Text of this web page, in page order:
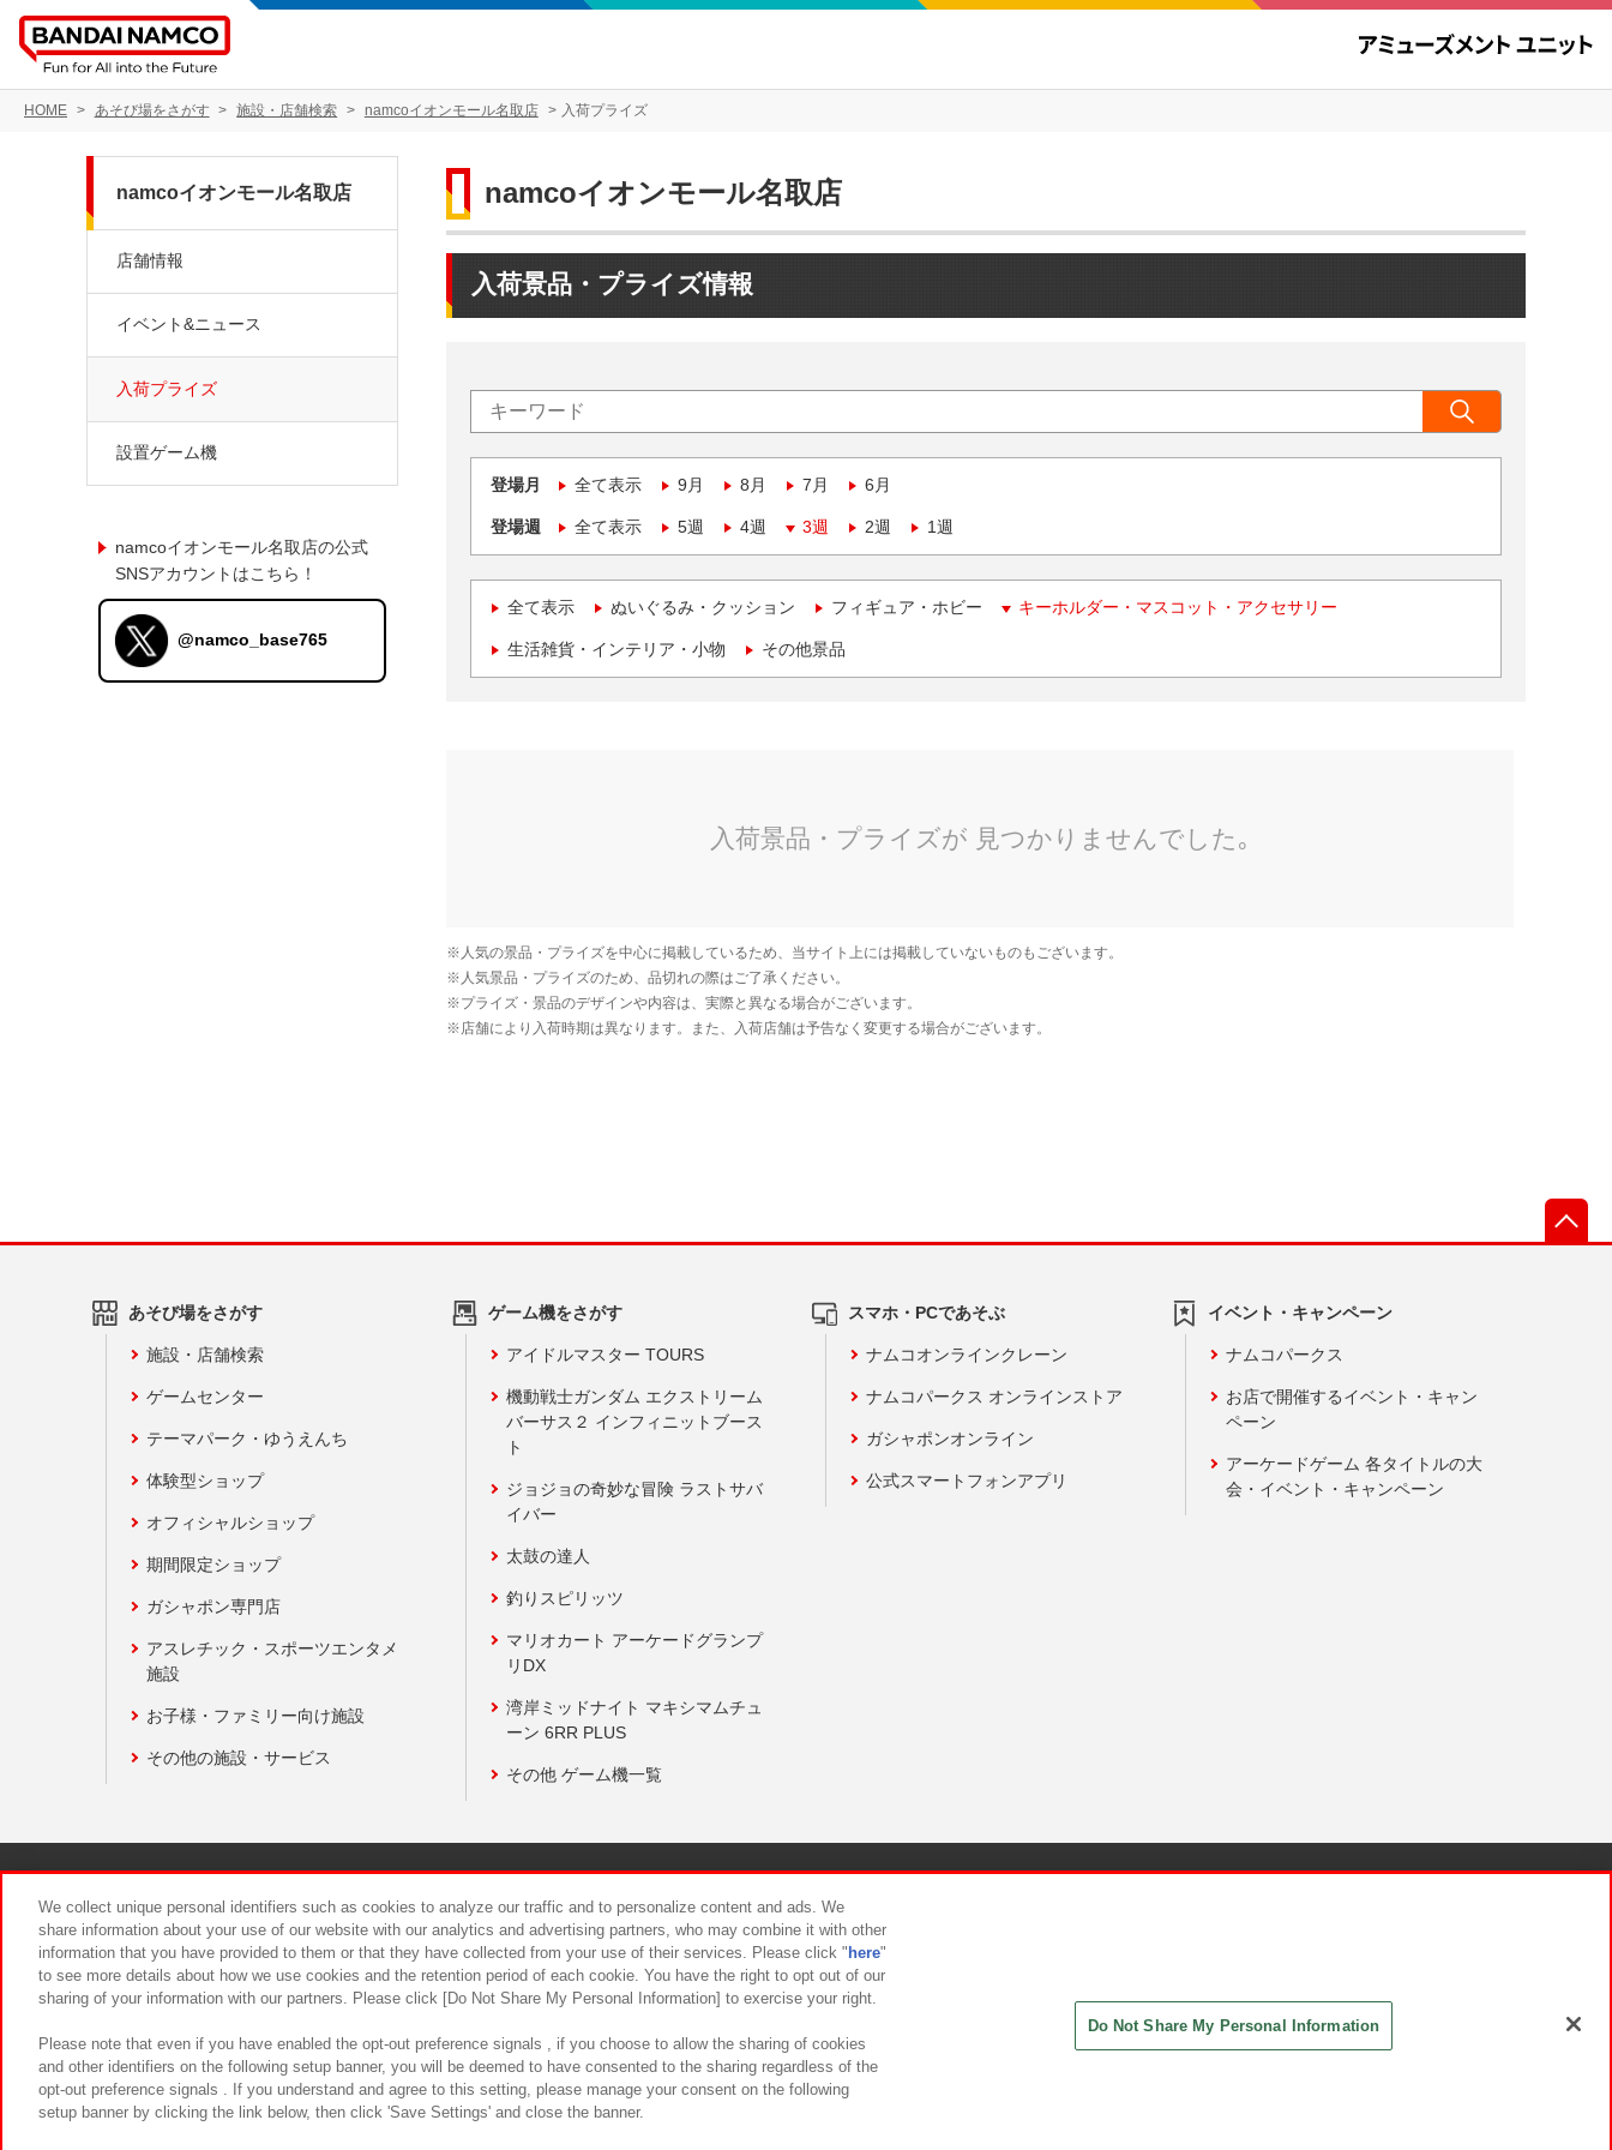
HOME あそび場をさがす 施設・店舗検索 namcoイオンモール名取店 入荷プライズ
namcoイオンモール名取店
入荷景品・プライズ情報
登場月 全て表示 9月 8月 7月 6月
登場週 全て表示 5週 4週 3週 2週 1週
全て表示 ぬいぐるみ・クッション フィギュア・ホビー キーホルダー・マスコット・アクセサリー
生活雑貨・インテリア・小物 その他景品
namcoイオンモール名取店
店舗情報
イベント&ニュース
入荷プライズ
設置ゲーム機
namcoイオンモール名取店の公式
SNSアカウントはこちら！
@namco_base765
あそび場をさがす
施設・店舗検索
ゲームセンター
テーマパーク・ゆうえんち
体験型ショップ
オフィシャルショップ
期間限定ショップ
ガシャポン専門店
アスレチック・スポーツエンタメ
施設
お子様・ファミリー向け施設
その他の施設・サービス
ゲーム機をさがす
アイドルマスター TOURS
機動戦士ガンダム エクストリーム
バーサス２ インフィニットブース
ト
ジョジョの奇妙な冒険 ラストサバ
イバー
太鼓の達人
釣りスピリッツ
マリオカート アーケードグランプ
リDX
湾岸ミッドナイト マキシマムチュ
ーン 6RR PLUS
その他 ゲーム機一覧
スマホ・PCであそぶ
ナムコオンラインクレーン
ナムコパークス オンラインストア
ガシャポンオンライン
公式スマートフォンアプリ
イベント・キャンペーン
ナムコパークス
お店で開催するイベント・キャン
ペーン
アーケードゲーム 各タイトルの大
会・イベント・キャンペーン
食品のご提供について カスタマーハラスメント対応方針
We collect unique personal identifiers such as cookies to analyze our traffic and to personalize content and ads. We
share information about your use of our website with our analytics and advertising partners, who may combine it with other
information that you have provided to them or that they have collected from your use of their services. Please click " here"
to see more details about how we use cookies and the retention period of each cookie. You have the right to opt out of our
sharing of your information with our partners. Please click [Do Not Share My Personal Information] to exercise your right.
Please note that even if you have enabled the opt-out preference signals , if you choose to allow the sharing of cookies
and other identifiers on the following setup banner, you will be deemed to have consented to the sharing regardless of the
opt-out preference signals . If you understand and agree to this setting, please manage your consent on the following
setup banner by clicking the link below, then click 'Save Settings' and close the banner.
Do Not Share My Personal Information